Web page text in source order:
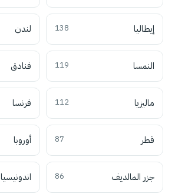
إيطاليا 138 لندن
النمسا 119 فنادق
ماليزيا 112 فرنسا
قطر 87 أوروبا
جزر المالديف 86 اندونيسيا